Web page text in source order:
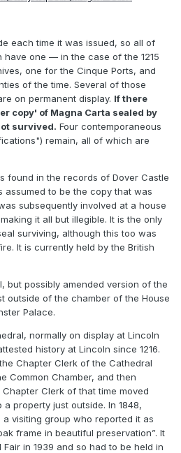
each time it was issued, so all of
one — in the case of the 1215
one for the Cinque Ports, and
of the time. Several of those
on permanent display. If there
copy' of Magna Carta sealed by
survived. Four contemporaneous
remain, all of which are
found in the records of Dover Castle
assumed to be the copy that was
subsequently involved at a house
it all but illegible. It is the only
surviving, although this too was
It is currently held by the British
but possibly amended version of the
outside of the chamber of the House
Palace.
normally on display at Lincoln
history at Lincoln since 1216.
Chapter Clerk of the Cathedral
Common Chamber, and then
Clerk of that time moved
property just outside. In 1848,
visiting group who reported it as
frame in beautiful preservation”. It
in 1939 and so had to be held in